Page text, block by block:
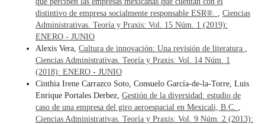
distintivo de empresa socialmente responsable ESR®.
Ciencias
Administrativas. Teoría y Praxis: Vol. 15 Núm. 1 (2019):
ENERO - JUNIO
Alexis Vera, Cultura de innovación: Una revisión de literatura
Ciencias Administrativas. Teoría y Praxis: Vol. 14 Núm. 1
(2018): ENERO - JUNIO
Cinthia Irene Carrazco Soto, Consuelo García-de-la-Torre, Luis
Enrique Portales Derbez, Gestión de la diversidad: estudio de
caso de una empresa del giro aeroespacial en Mexicali, B.C.
Ciencias Administrativas. Teoría y Praxis: Vol. 9 Núm. 2 (2013):